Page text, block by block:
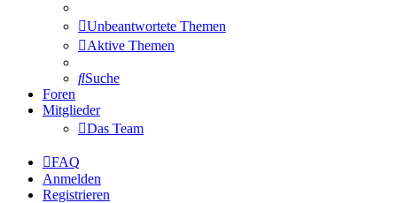
Unbeantwortete Themen
Aktive Themen
Suche
Foren
Mitglieder
Das Team
FAQ
Anmelden
Registrieren